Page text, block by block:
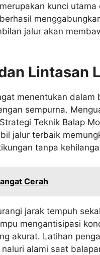
kunci utama
jalur akan
Lintasan
menentukan dalam
sempurna.
Teknik Balap
jalur terbaik
tanpa
Cerah
jarak tempuh
mengantisipasi
akurat. Latihan
alami saat